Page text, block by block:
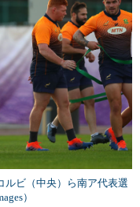
ルビ（中央）ら南ア代表選
）